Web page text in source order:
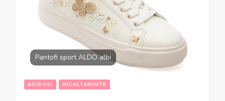
Pantofi sport ALDO albi
ADIDASI INCALTAMINTE